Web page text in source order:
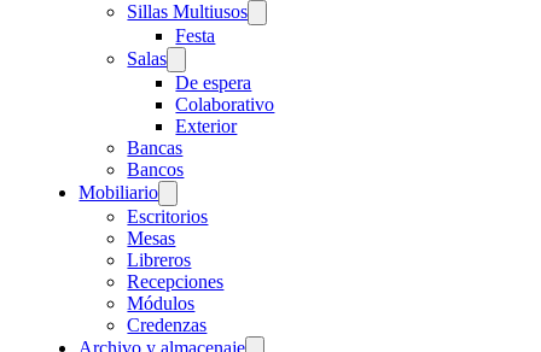
Sillas Multiusos
Festa
Salas
De espera
Colaborativo
Exterior
Bancas
Bancos
Mobiliario
Escritorios
Mesas
Libreros
Recepciones
Módulos
Credenzas
Archivo y almacenaje